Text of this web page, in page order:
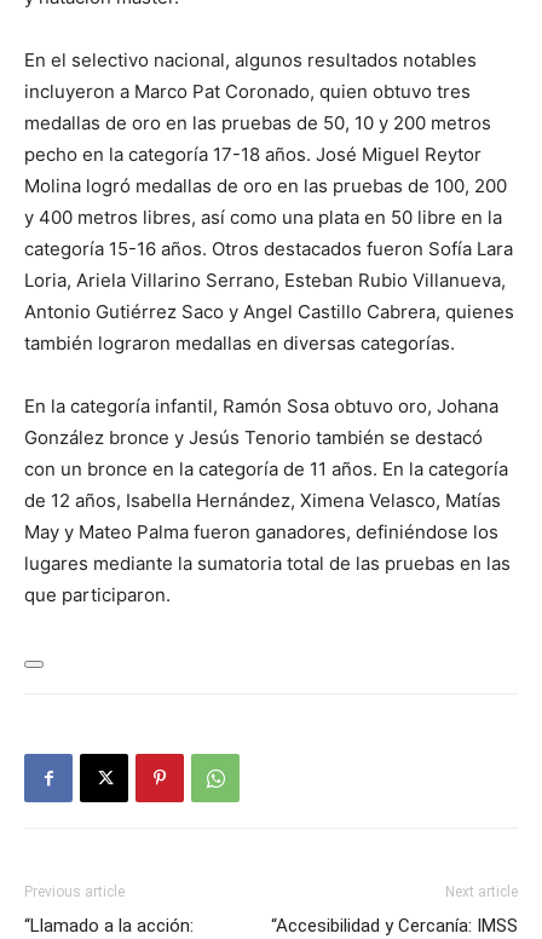
En el selectivo nacional, algunos resultados notables
incluyeron a Marco Pat Coronado, quien obtuvo tres
medallas de oro en las pruebas de 50, 10 y 200 metros
pecho en la categoría 17-18 años. José Miguel Reytor
Molina logró medallas de oro en las pruebas de 100, 200
y 400 metros libres, así como una plata en 50 libre en la
categoría 15-16 años. Otros destacados fueron Sofía Lara
Loria, Ariela Villarino Serrano, Esteban Rubio Villanueva,
Antonio Gutiérrez Saco y Angel Castillo Cabrera, quienes
también lograron medallas en diversas categorías.
En la categoría infantil, Ramón Sosa obtuvo oro, Johana
González bronce y Jesús Tenorio también se destacó
con un bronce en la categoría de 11 años. En la categoría
de 12 años, Isabella Hernández, Ximena Velasco, Matías
May y Mateo Palma fueron ganadores, definiéndose los
lugares mediante la sumatoria total de las pruebas en las
que participaron.
Previous article
“Llamado a la acción:
Next article
“Accesibilidad y Cercanía: IMSS